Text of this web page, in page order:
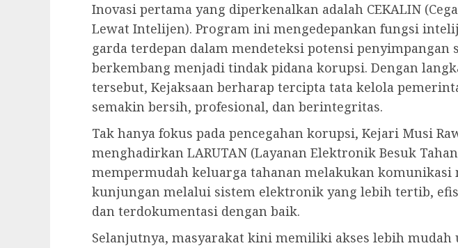
Inovasi pertama yang diperkenalkan adalah CEKALIN
Lewat Intelijen). Program ini mengedepankan fungsi
garda terdepan dalam mendeteksi potensi penyimpangan
berkembang menjadi tindak pidana korupsi. Dengan
tersebut, Kejaksaan berharap tercipta tata kelola
semakin bersih, profesional, dan berintegritas.
Tak hanya fokus pada pencegahan korupsi, Kejari Musi
menghadirkan LARUTAN (Layanan Elektronik Besuk
mempermudah keluarga tahanan melakukan komunikasi
kunjungan melalui sistem elektronik yang lebih tertib,
dan terdokumentasi dengan baik.
Selanjutnya, masyarakat kini memiliki akses lebih mudah